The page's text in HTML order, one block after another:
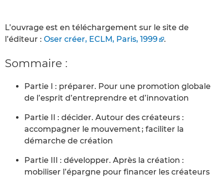
L’ouvrage est en téléchargement sur le site de
l’éditeur : Oser créer, ECLM, Paris, 1999 .
Sommaire :
Partie I : préparer. Pour une promotion globale
de l’esprit d’entreprendre et d’innovation
Partie II : décider. Autour des créateurs :
accompagner le mouvement ; faciliter la
démarche de création
Partie III : développer. Après la création :
mobiliser l’épargne pour financer les créateurs